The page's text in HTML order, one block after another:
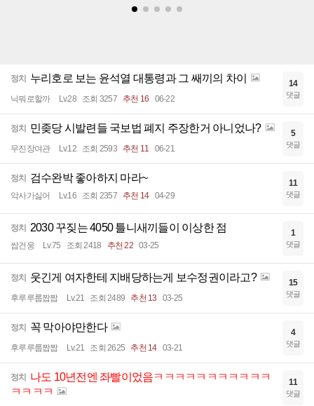
정치 누리호로 보는 윤석열 대통령과 그 쌔끼의 차이
닉뭐로할까 Lv.28 조회 3257 추천 16 06-22
14
댓글
정치 민좆당 시발련들 국보법 폐지 주장한거 아니었나?
무진장여관 Lv.12 조회 2593 추천 11 06-21
5
댓글
정치 검수완박 좋아하지 마라~
악사가싫어 Lv.16 조회 2357 추천 14 04-29
11
댓글
정치 2030 꾸짖는 4050 틀니새끼들이 이상한 점
쌉건웅 Lv.75 조회 2418 추천 22 03-25
1
댓글
정치 웃긴게 여자한테 지배당하는게 보수정권이라고?
후루루룹짭짭 Lv.21 조회 2489 추천 13 03-25
15
댓글
정치 꼭 막아야만한다
후루루룹짭짭 Lv.21 조회 2625 추천 14 03-21
4
댓글
정치 나도 10년전엔 좌빨이었음ㅋㅋㅋㅋㅋㅋㅋㅋㅋㅋㅋ
ㅋㅋㅋㅋ
11
댓글